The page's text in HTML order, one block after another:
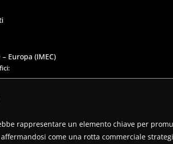
Europa (IMEC)
rappresentare un elemento chiave per
come una rotta commerciale